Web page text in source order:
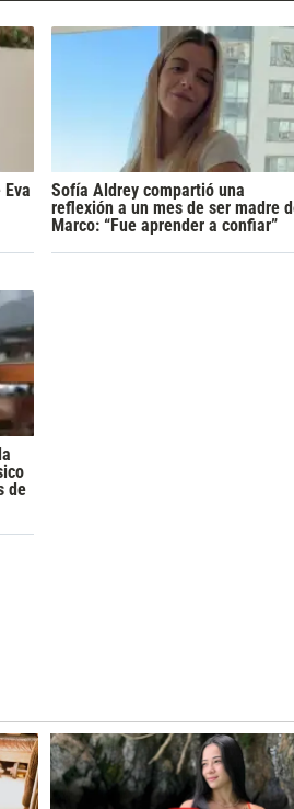
Sofía Aldrey compartió una
reflexión a un mes de ser madre
Marco: “Fue aprender a confiar”
de